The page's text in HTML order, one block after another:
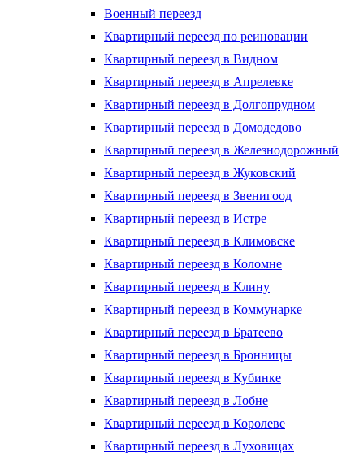
Военный переезд
Квартирный переезд по реиновации
Квартирный переезд в Видном
Квартирный переезд в Апрелевке
Квартирный переезд в Долгопрудном
Квартирный переезд в Домодедово
Квартирный переезд в Железнодорожный
Квартирный переезд в Жуковский
Квартирный переезд в Звенигоод
Квартирный переезд в Истре
Квартирный переезд в Климовске
Квартирный переезд в Коломне
Квартирный переезд в Клину
Квартирный переезд в Коммунарке
Квартирный переезд в Братеево
Квартирный переезд в Бронницы
Квартирный переезд в Кубинке
Квартирный переезд в Лобне
Квартирный переезд в Королеве
Квартирный переезд в Луховицах